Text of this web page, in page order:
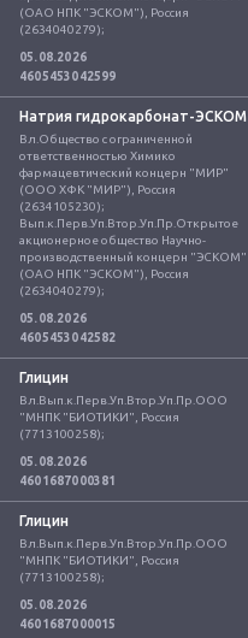
(ОАО НПК "ЭСКОМ"), Россия
(2634040279);
05.08.2026
4605453042599
Натрия гидрокарбонат-ЭСКОМ
Вл.Общество с ограниченной
ответственностью Химико
фармацевтический концерн "МИР"
(ООО ХФК "МИР"), Россия
(2634105230);
Вып.к.Перв.Уп.Втор.Уп.Пр.Открытое
акционерное общество Научно-
производственный концерн "ЭСКОМ"
(ОАО НПК "ЭСКОМ"), Россия
(2634040279);
05.08.2026
4605453042582
Глицин
Вл.Вып.к.Перв.Уп.Втор.Уп.Пр.ООО
"МНПК "БИОТИКИ", Россия
(7713100258);
05.08.2026
4601687000381
Глицин
Вл.Вып.к.Перв.Уп.Втор.Уп.Пр.ООО
"МНПК "БИОТИКИ", Россия
(7713100258);
05.08.2026
4601687000015